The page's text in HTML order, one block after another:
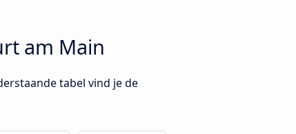
am Main
tabel vind je de